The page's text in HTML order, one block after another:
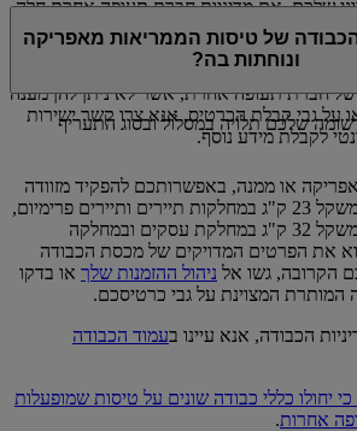
שלכם. אם מדיניות חברת תעופה אחרת חלה
לרכוש מכסת כבודה נוספת כלשהי רק מאותה
כי יחולו הנחות על תשלום מראש או דרך
המפעיל. אם יש לכם שאלות ספציפיות בנוגע
של חברת תעופה אחרת, אשר לא ניתן להן מענה
על גבי קבלת הכרטיס, אנא צרו קשר ישירות
לקבלת מידע נוסף.
הכבודה של טיסות הממריאות מאפריקה
ונוחתות בה?
שלכם תלויה במסלול ובסוג התעריף
או ממנה, באפשרותכם להפקיד מזוודה
אחת או שתיים במשקל 23 ק"ג במחלקות תיירים ותיירים פרימיום,
או שתי מזוודות במשקל 32 ק"ג במחלקת עסקים ובמחלקה
את הפרטים המדויקים של מכסת הכבודה
הקרובה, גשו אל ניהול ההזמנות שלך או בדקו
המצוינת על גבי כרטיסכם.
הכבודה, אנא עיינו בעמוד הכבודה
כי יחולו כללי כבודה שונים על טיסות שמופעלות
אחרות.